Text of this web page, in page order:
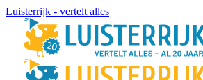
Luisterrijk - vertelt alles